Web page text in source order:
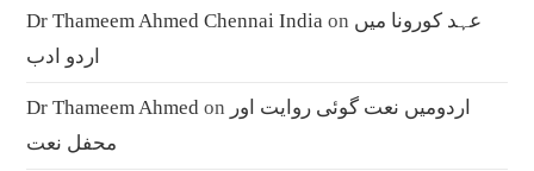
Dr Thameem Ahmed Chennai India on عہد کورونا میں
اردو ادب
Dr Thameem Ahmed on اردومیں نعت گوئی روایت اور
محفل نعت